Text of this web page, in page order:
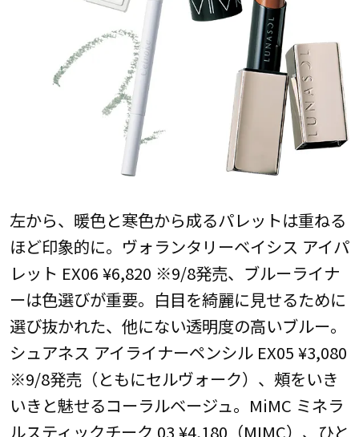
左から、暖色と寒色から成るパレットは重ねる
ほど印象的に。ヴォランタリーベイシス アイパ
レット EX06 ¥6,820 ※9/8発売、ブルーライナ
ーは色選びが重要。白目を綺麗に見せるために
選び抜かれた、他にない透明度の高いブルー。
シュアネス アイライナーペンシル EX05 ¥3,080
※9/8発売（ともにセルヴォーク）、頰をいき
いきと魅せるコーラルベージュ。MiMC ミネラ
ルスティックチーク 03 ¥4,180（MIMC）、ひと